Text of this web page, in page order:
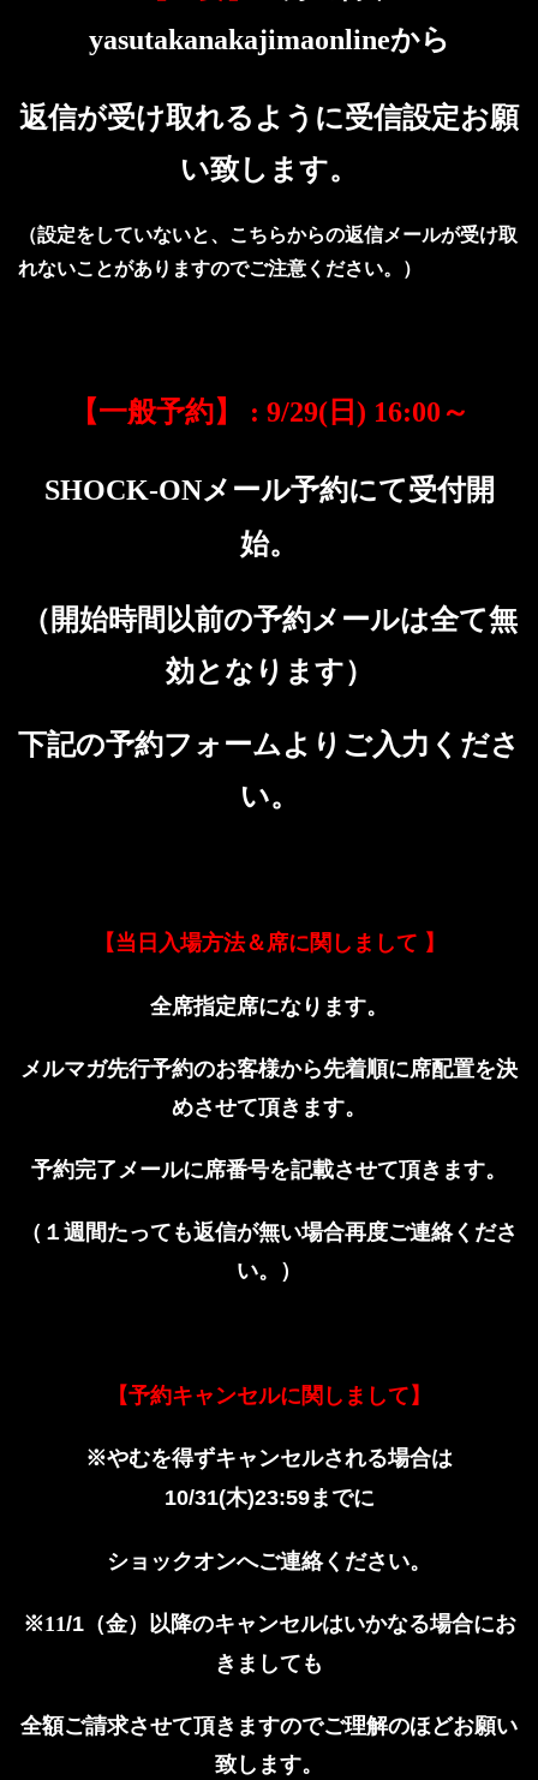
yasutakanakajimaonlineから
返信が受け取れるように受信設定お願
い致します。
（設定をしていないと、こちらからの返信メールが受け取
れないことがありますのでご注意ください。）
【一般予約】 : 9/29(日) 16:00 ～
SHOCK-ONメール予約にて受付開
始。
（開始時間以前の予約メールは全て無
効となります）
下記の予約フォームよりご入力くださ
い。
【当日入場方法＆席に関しまして 】
全席指定席になります。
メルマガ先行予約のお客様から先着順に席配置を決
めさせて頂きます。
予約完了メールに席番号を記載させて頂きます。
（１週間たっても返信が無い場合再度ご連絡くださ
い。）
【予約キャンセルに関しまして】
※やむを得ずキャンセルされる場合は
10/31(木)23:59までに
ショックオンへご連絡ください。
※11/1（金）以降のキャンセルはいかなる場合にお
きましても
全額ご請求させて頂きますのでご理解のほどお願い
致します。